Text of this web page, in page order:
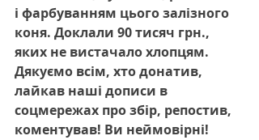
і фарбуванням цього залізного
коня. Доклали 90 тисяч грн.,
яких не вистачало хлопцям.
Дякуємо всім, хто донатив,
лайкав наші дописи в
соцмережах про збір, репостив,
коментував! Ви неймовірні!